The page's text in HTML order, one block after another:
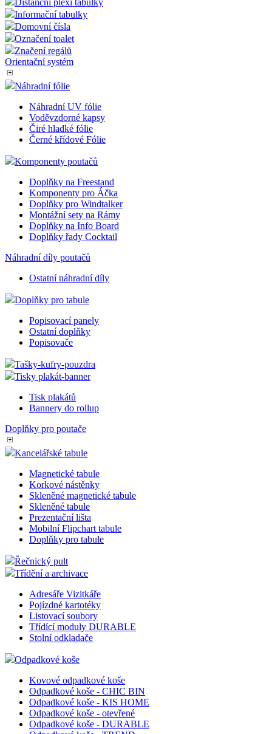
Menu Vitrínka
Podlahové značení
Vymezovací zábrany
Info stojany Totemy
Stolní info tabulka
Distanční plexi tabulky
Domovní čísla
Označení toalet
Značení regálů
Orientační systém
Voděvzdorné kapsy
Čiré hladké fólie
Černé křídové Fólie
Komponenty poutačů
Komponenty pro Áčka
Montážní sety na Rámy
Doplňky řady Cocktail
Náhradní díly poutačů
Ostatní náhradní díly
Doplňky pro tabule
Popisovací panely
Ostatní doplňky
Popisovače
Tašky-kufry-pouzdra
Bannery do rollup
Doplňky pro poutače
Kancelářské tabule
Magnetické tabule
Skleněné magnetické tabule
Skleněné tabule
Mobilní Flipchart tabule
Doplňky pro tabule
Řečnický pult
Třídění a archivace
Adresáře Vizitkáře
Listovací soubory
Třídící moduly DURABLE
Stolní odkladače
Odpadkové koše